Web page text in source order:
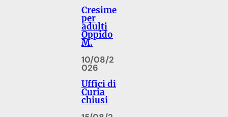
Cresime
per
adulti
Oppido
M.
10/08/2
026
Uffici di
Curia
chiusi